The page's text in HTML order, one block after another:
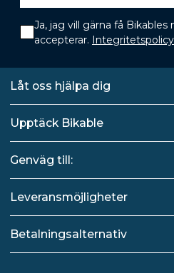
Ja, jag vill gärna få Bikables
accepterar. Integritetspolicy
Låt oss hjälpa dig
Upptäck Bikable
Genväg till:
Leveransmöjligheter
Betalningsalternativ